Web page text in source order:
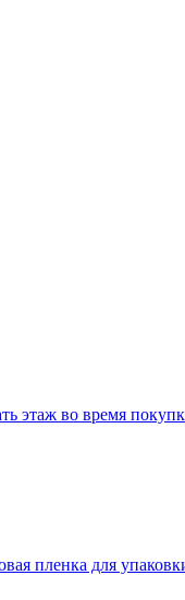
этаж во время
пленка для